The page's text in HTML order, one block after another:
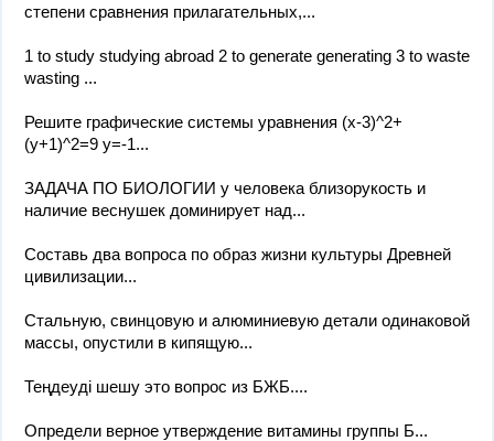
степени сравнения прилагательных,...
1 to study studying abroad 2 to generate generating 3 to waste
wasting ​...
Решите графические системы уравнения (x-3)^2+
(y+1)^2=9 y=-1​...
ЗАДАЧА ПО БИОЛОГИИ у человека близорукость и
наличие веснушек доминирует над...
Составь два вопроса по образ жизни культуры Древней
цивилизации​...
Стальную, свинцовую и алюминиевую детали одинаковой
массы, опустили в кипящую...
Теңдеуді шешу это вопрос из БЖБ.​...
Определи верное утверждение витамины группы Б...